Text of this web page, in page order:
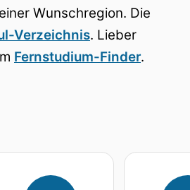
Wunschregion. Die
Verzeichnis. Lieber
Fernstudium-Finder.